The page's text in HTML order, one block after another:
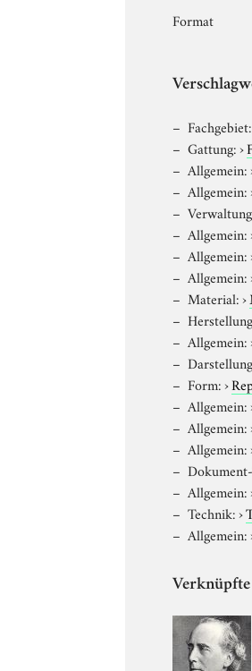
Format
Fachgebiet:
Gattung:›
Allgemein:
Allgemein:
Allgemein:
Allgemein:
Allgemein:
Material:›
Allgemein:
Form:›
Allgemein:
Allgemein:
Allgemein:
Allgemein:
Technik:›
Allgemein: